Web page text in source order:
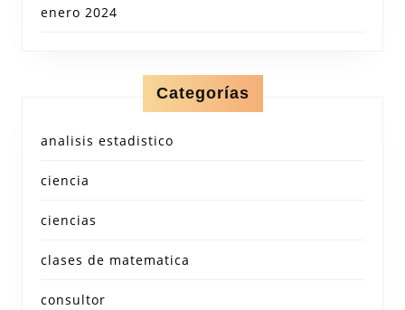
enero 2024
Categorías
analisis estadistico
ciencia
ciencias
clases de matematica
consultor